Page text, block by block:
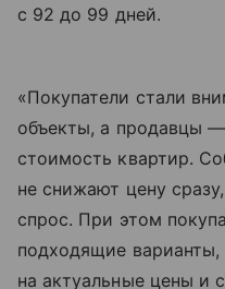
с 92 до 99 дней.
«Покупатели стали
объекты, а продавцы
стоимость квартир.
не снижают цену
спрос. При этом
подходящие
на актуальные цены и